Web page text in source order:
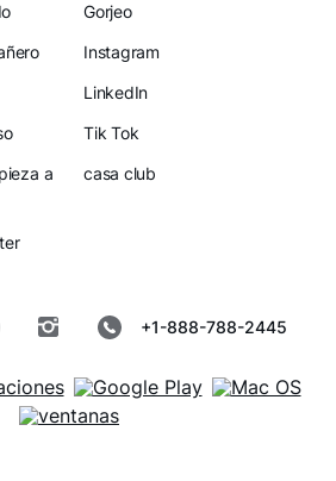
a
Gorjeo
Instagram
LinkedIn
Tik Tok
casa club
+1-888-788-2445